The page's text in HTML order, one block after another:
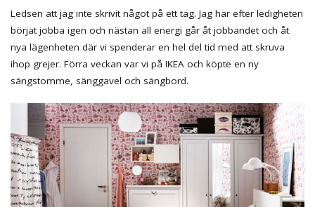
Ledsen att jag inte skrivit något på ett tag. Jag har efter ledigheten
börjat jobba igen och nästan all energi går åt jobbandet och åt
nya lägenheten där vi spenderar en hel del tid med att skruva
ihop grejer. Förra veckan var vi på IKEA och köpte en ny
sängstomme, sänggavel och sängbord.